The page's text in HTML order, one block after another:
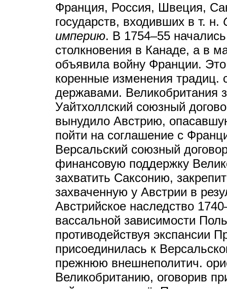
Франция, Россия, Швеция,
государств, входивших в т. н.
империю. В 1754–55
столкновения в Канаде, а в
объявила войну Франции.
коренные изменения традиц.
державами. Великобритания
Уайтхоллский союзный
вынудило Австрию,
пойти на соглашение с
Версальский союзный
финансовую поддержку
захватить Саксонию,
захваченную у Австрии в
Австрийское наследство
вассальной зависимости
противодействуя экспансии
присоединилась к
прежнюю внешнеполитич.
Великобританию, оговорив